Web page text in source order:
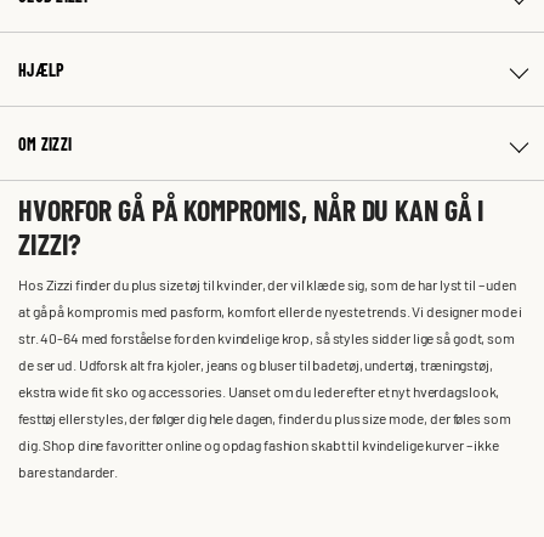
HJÆLP
OM ZIZZI
HVORFOR GÅ PÅ KOMPROMIS, NÅR DU KAN GÅ I
ZIZZI?
Hos Zizzi finder du plus size tøj til kvinder, der vil klæde sig, som de har lyst til – uden
at gå på kompromis med pasform, komfort eller de nyeste trends. Vi designer mode i
str. 40-64 med forståelse for den kvindelige krop, så styles sidder lige så godt, som
de ser ud. Udforsk alt fra kjoler, jeans og bluser til badetøj, undertøj, træningstøj,
ekstra wide fit sko og accessories. Uanset om du leder efter et nyt hverdagslook,
festtøj eller styles, der følger dig hele dagen, finder du plus size mode, der føles som
dig. Shop dine favoritter online og opdag fashion skabt til kvindelige kurver – ikke
bare standarder.